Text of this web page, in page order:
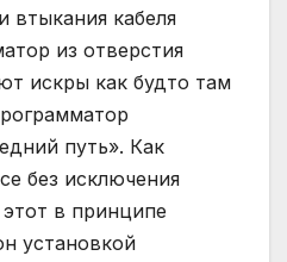
втыкания кабеля
из отверстия
искры как будто там
путь». Как
без исключения
в принципе
установкой